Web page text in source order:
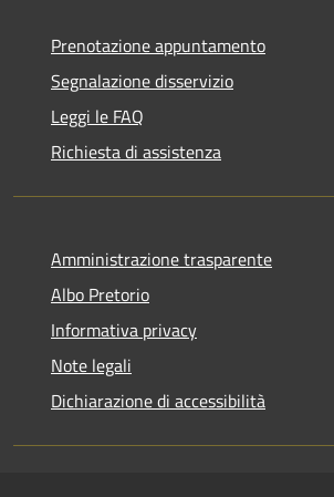
Prenotazione appuntamento
Segnalazione disservizio
Leggi le FAQ
Richiesta di assistenza
Amministrazione trasparente
Albo Pretorio
Informativa privacy
Note legali
Dichiarazione di accessibilità